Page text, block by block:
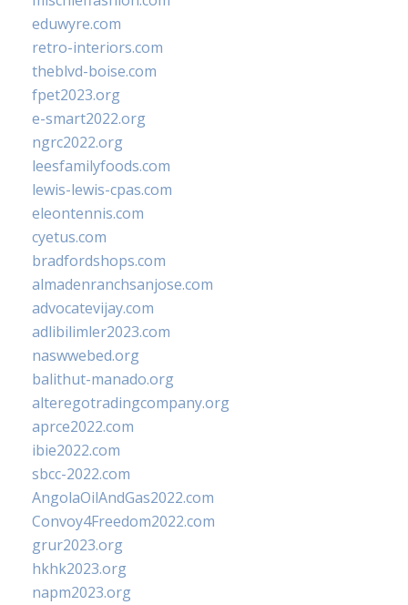
eduwyre.com
retro-interiors.com
theblvd-boise.com
fpet2023.org
e-smart2022.org
ngrc2022.org
leesfamilyfoods.com
lewis-lewis-cpas.com
eleontennis.com
cyetus.com
bradfordshops.com
almadenranchsanjose.com
advocatevijay.com
adlibilimler2023.com
naswwebed.org
balithut-manado.org
alteregotradingcompany.org
aprce2022.com
ibie2022.com
sbcc-2022.com
AngolaOilAndGas2022.com
Convoy4Freedom2022.com
grur2023.org
hkhk2023.org
napm2023.org